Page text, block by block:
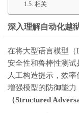
相关
深入理解自动化越
在将大型语言模型
安全性和鲁棒性测
人工构造提示，效
增强模型的防御能力
（Structured